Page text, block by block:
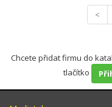
<
Chcete přidat firmu do
tlačítko